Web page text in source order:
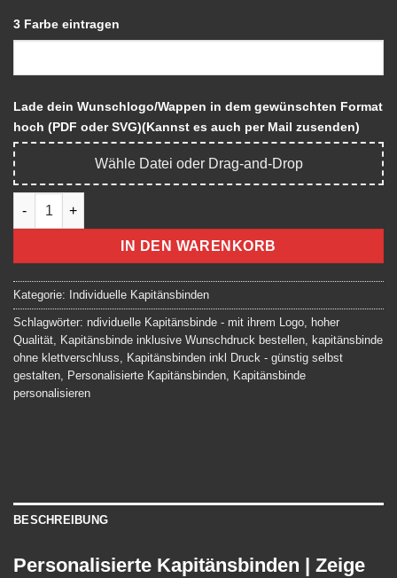
3 Farbe eintragen
Lade dein Wunschlogo/Wappen in dem gewünschten Format
hoch (PDF oder SVG)(Kannst es auch per Mail zusenden)
Wähle Datei oder Drag-and-Drop
Individuell gestaltbare Kapitänsbinde Capitano No 4 Menge
IN DEN WARENKORB
Kategorie: Individuelle Kapitänsbinden
Schlagwörter: ndividuelle Kapitänsbinde - mit ihrem Logo, hoher
Qualität, Kapitänsbinde inklusive Wunschdruck bestellen, kapitänsbinde
ohne klettverschluss, Kapitänsbinden inkl Druck - günstig selbst
gestalten, Personalisierte Kapitänsbinden, Kapitänsbinde
personalisieren
BESCHREIBUNG
Personalisierte Kapitänsbinden | Zeige